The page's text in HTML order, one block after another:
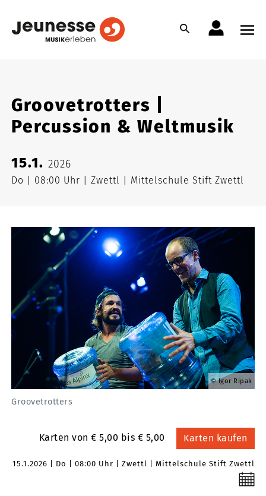
Groovetrotters |
Percussion & Weltmusik
15.1.2026
Do 08:00 Uhr Zwettl Mittelschule Stift Zwettl
Igor Ripak
Groovetrotters
Karten von € 5,00 bis € 5,00 Karten kaufen
15.1.2026 Do 08:00 Uhr Zwettl Mittelschule Stift Zwettl